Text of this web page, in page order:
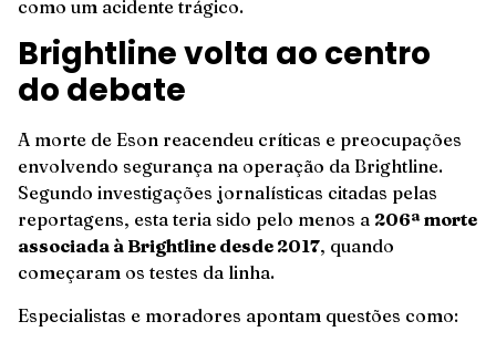
como um acidente trágico.
Brightline volta ao centro
do debate
A morte de Eson reacendeu críticas e preocupações
envolvendo segurança na operação da Brightline.
Segundo investigações jornalísticas citadas pelas
reportagens, esta teria sido pelo menos a 206ª morte
associada à Brightline desde 2017, quando
começaram os testes da linha.
Especialistas e moradores apontam questões como: